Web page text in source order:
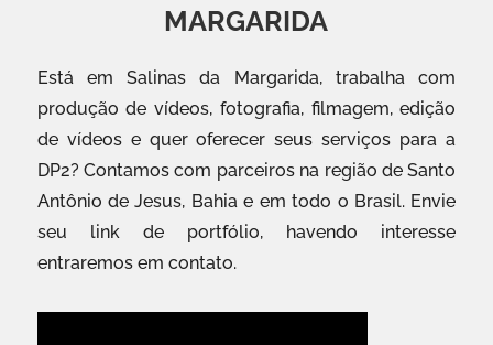
MARGARIDA
Está em Salinas da Margarida, trabalha com
produção de vídeos, fotografia, filmagem, edição
de vídeos e quer oferecer seus serviços para a
DP2? Contamos com parceiros na região de Santo
Antônio de Jesus, Bahia e em todo o Brasil. Envie
seu link de portfólio, havendo interesse
entraremos em contato.